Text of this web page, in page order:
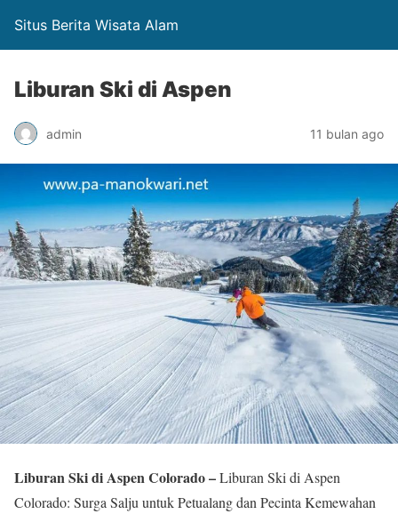
Situs Berita Wisata Alam
Liburan Ski di Aspen
admin 11 bulan ago
Liburan Ski di Aspen Colorado –Liburan Ski di Aspen
Colorado: Surga Salju untuk Petualang dan Pecinta Kemewahan